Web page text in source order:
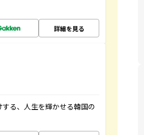
詳細を見る
る、人生を輝かせる韓国の